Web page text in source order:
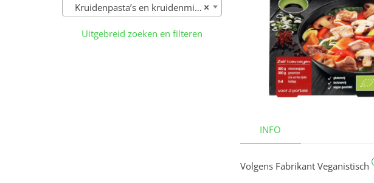
INFO
Volgens Fabrikant Veganistisch
×
Kruidenpasta’s en kruidenmixen (83)
Uitgebreid zoeken en filteren